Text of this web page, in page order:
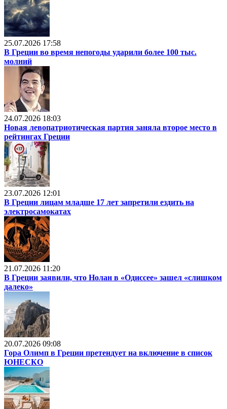
25.07.2026 17:58
В Греции во время непогоды ударили более 100 тыс.
молний
24.07.2026 18:03
Новая левопатриотическая партия заняла второе место в
рейтингах Греции
23.07.2026 12:01
В Греции лицам младше 17 лет запретили ездить на
электросамокатах
21.07.2026 11:20
В Греции заявили, что Нолан в «Одиссее» зашел «слишком
далеко»
20.07.2026 09:08
Гора Олимп в Греции претендует на включение в список
ЮНЕСКО